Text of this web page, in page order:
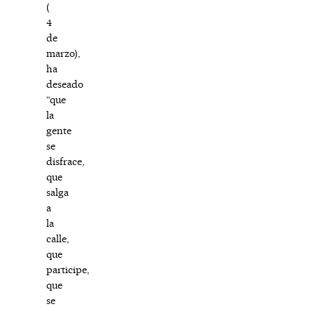
(
4
de
marzo),
ha
deseado
“que
la
gente
se
disfrace,
que
salga
a
la
calle,
que
participe,
que
se